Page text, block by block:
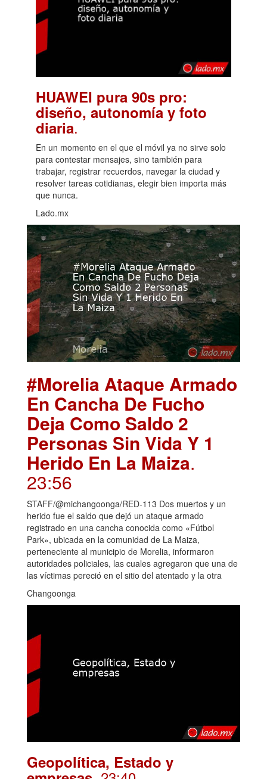
HUAWEI pura 90s pro:
diseño, autonomía y foto
diaria.
En un momento en el que el móvil ya no sirve solo
para contestar mensajes, sino también para
trabajar, registrar recuerdos, navegar la ciudad y
resolver tareas cotidianas, elegir bien importa más
que nunca.
Lado.mx
#Morelia Ataque Armado
En Cancha De Fucho
Deja Como Saldo 2
Personas Sin Vida Y 1
Herido En La Maiza.
23:56
STAFF/@michangoonga/RED-113 Dos muertos y un
herido fue el saldo que dejó un ataque armado
registrado en una cancha conocida como «Fútbol
Park», ubicada en la comunidad de La Maiza,
perteneciente al municipio de Morelia, informaron
autoridades policiales, las cuales agregaron que una de
las víctimas pereció en el sitio del atentado y la otra
Changoonga
Geopolítica, Estado y